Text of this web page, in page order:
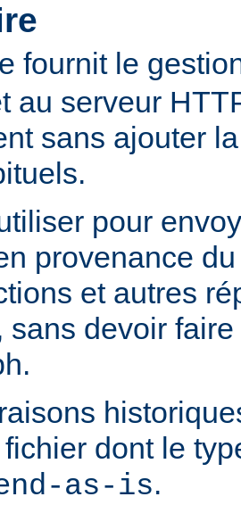
fournit le
au serveur
sans ajouter
pour
provenance
et autres
sans devoir
dont le
as-is.